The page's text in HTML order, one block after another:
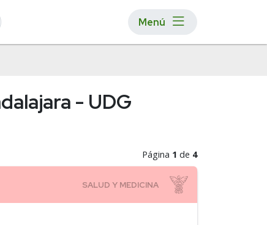
Menú
- UDG
Página 1 de 4